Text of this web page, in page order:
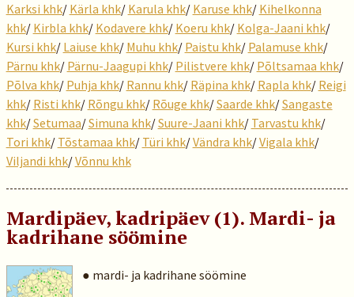
Karksi khk/ Kärla khk/ Karula khk/ Karuse khk/ Kihelkonna
khk/ Kirbla khk/ Kodavere khk/ Koeru khk/ Kolga-Jaani khk/
Kursi khk/ Laiuse khk/ Muhu khk/ Paistu khk/ Palamuse khk/
Pärnu khk/ Pärnu-Jaagupi khk/ Pilistvere khk/ Põltsamaa khk/
Põlva khk/ Puhja khk/ Rannu khk/ Räpina khk/ Rapla khk/ Reigi
khk/ Risti khk/ Rõngu khk/ Rõuge khk/Saarde khk/Sangaste
khk/Setumaa/Simuna khk/Suure-Jaani khk/ Tarvastu khk/
Tori khk/ Tõstamaa khk/ Türi khk/Vändra khk/Vigala khk/
Viljandi khk/Võnnu khk
Mardipäev, kadripäev (1). Mardi- ja
kadrihane söömine
● mardi- ja kadrihane söömine